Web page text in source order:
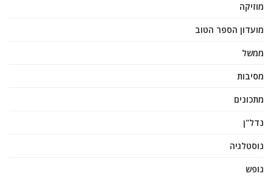
מוזיקה
מועדון הספר הטוב
ממשל
מסיבות
מתכונים
נדל"ן
נוסטלגיה
נופש